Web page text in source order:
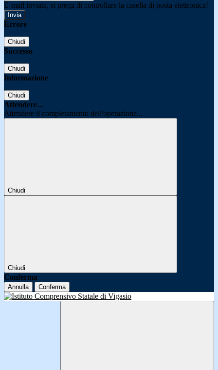
E-mail inviata, si prega di controllare la casella di posta elettronica!
Errore
Chiudi
Successo
Chiudi
Informazione
Chiudi
Attendere...
Attendere il completamento dell'operazione...
Chiudi
Chiudi
Conferma
Annulla Conferma